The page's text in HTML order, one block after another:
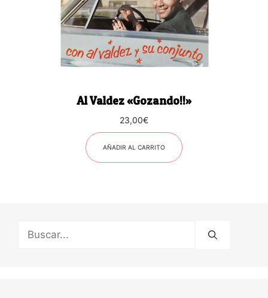
Al Valdez «Gozando!!»
23,00€
AÑADIR AL CARRITO
Buscar: